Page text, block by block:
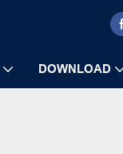
DOWNLOAD